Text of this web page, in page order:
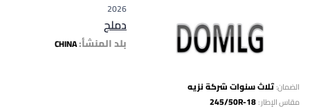
2026
دملج
بلد المنشأ:CHINA
الضمان:ثلاث سنوات شركة نزيه
مقاس الإطار:
245/50R-18